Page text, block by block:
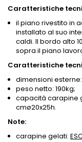
Caratteristiche
il piano rivestito in
installato al suo
caldi. Il bordo alto
sopra il piano
Caratteristiche
dimensioni esterne:
peso netto: 190kg;
capacità carapine
cmø20x25h.
Note:
carapine gelati: